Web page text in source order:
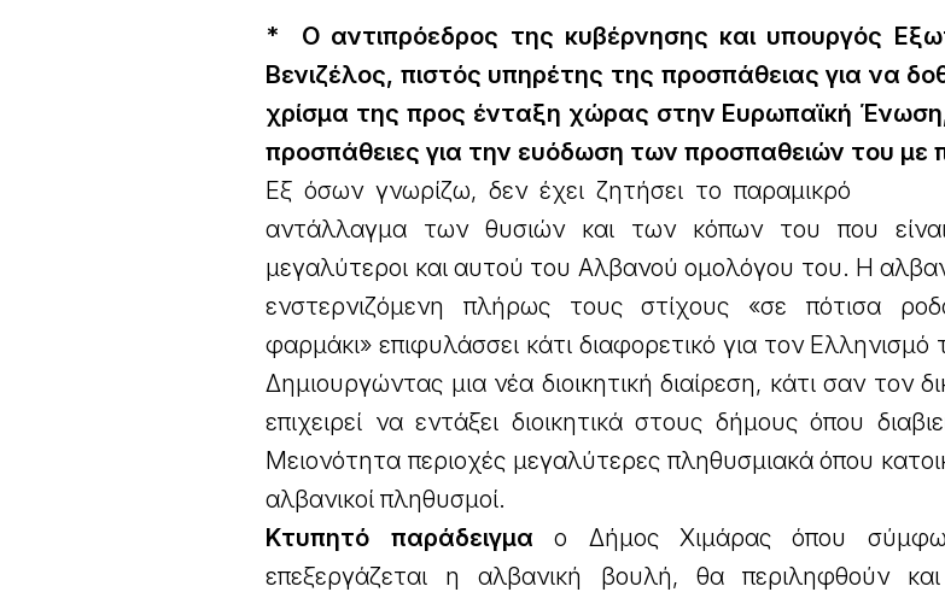
* Ο αντιπρόεδρος της κυβέρνησης και υπουργός
Βενιζέλος, πιστός υπηρέτης της προσπάθειας για να
χρίσμα της προς ένταξη χώρας στην Ευρωπαϊκή
προσπάθειες για την ευόδωση των προσπαθειών του με
Εξ όσων γνωρίζω, δεν έχει ζητήσει το παραμικρό
αντάλλαγμα των θυσιών και των κόπων του που
μεγαλύτεροι και αυτού του Αλβανού ομολόγου του. Η
ενστερνιζόμενη πλήρως τους στίχους «σε πότισα
φαρμάκι» επιφυλάσσει κάτι διαφορετικό για τον Ελληνισμό
Δημιουργώντας μια νέα διοικητική διαίρεση, κάτι σαν τον
επιχειρεί να εντάξει διοικητικά στους δήμους όπου
Μειονότητα περιοχές μεγαλύτερες πληθυσμιακά όπου
αλβανικοί πληθυσμοί.
Κτυπητό παράδειγμα ο Δήμος Χιμάρας όπου
επεξεργάζεται η αλβανική βουλή, θα περιληφθούν